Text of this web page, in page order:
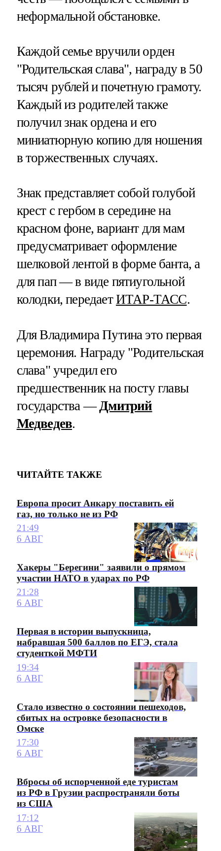
неформальной обстановке.
Каждой семье вручили орден
"Родительская слава", награду в 50
тысяч рублей и почетную грамоту.
Каждый из родителей также
получил знак ордена и его
миниатюрную копию для ношения
в торжественных случаях.
Знак представляет собой голубой
крест с гербом в середине на
красном фоне, вариант для мам
предусматривает оформление
шелковой лентой в форме банта, а
для пап — в виде пятиугольной
колодки, передаетИТАР-ТАСС.
Для Владимира Путина это первая
церемония. Награду "Родительская
слава" учредил его
предшественник на посту главы
государства —Дмитрий
Медведев.
ЧИТАЙТЕ ТАКЖЕ
Европа просит Анкару поставить ей
газ, но только не из РФ
21:49
6 АВГ
Хакеры "Берегини" заявили о прямом
участии НАТО в ударах по РФ
21:28
6 АВГ
Первая в истории выпускница,
набравшая 500 баллов по ЕГЭ, стала
студенткой МФТИ
19:34
6 АВГ
Стало известно о состоянии пешеходов,
сбитых на островке безопасности в
Омске
17:30
6 АВГ
Вбросы об испорченной еде туристам
из РФ в Грузии распространяли боты
из США
17:12
6 АВГ